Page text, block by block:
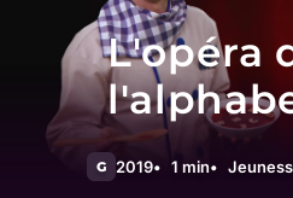
L'opéra
G 2019 1 min